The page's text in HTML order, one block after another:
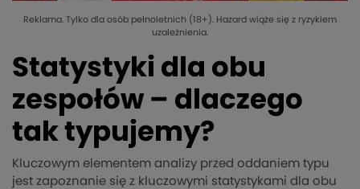
Reklama. Tylko dla osób pełnoletnich (18+). Hazard wiąże się z ryzykiem
uzależnienia.
Statystyki dla obu
zespołów – dlaczego
tak typujemy?
Kluczowym elementem analizy przed oddaniem typu
jest zapoznanie się z kluczowymi statystykami dla obu